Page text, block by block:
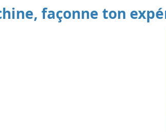
façonne ton